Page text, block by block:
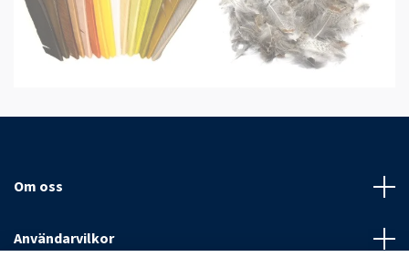
Om oss
Användarvilkor